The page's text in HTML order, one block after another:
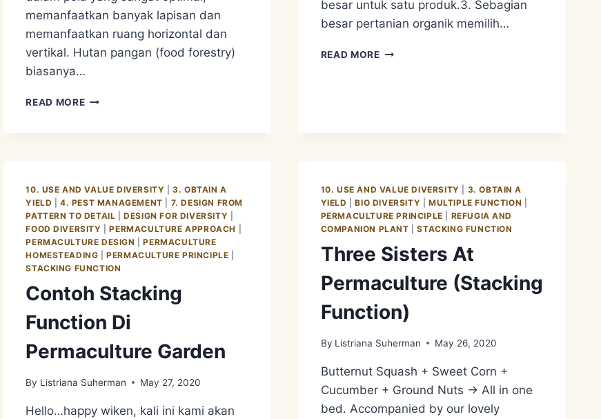
memanfaatkan banyak lapisan dan
memanfaatkan ruang horizontal dan
vertikal. Hutan pangan (food forestry)
biasanya…
READ MOREOBTAIN
RUANGAN
ATAU
LAHAN
besar untuk satu produk.3. Sebagian
besar pertanian organik memilih…
READ MOREPERBEDAAN
10. USE AND VALUE DIVERSITY |3. OBTAIN A
YIELD |4. PEST MANAGEMENT
7. DESIGN FROM
PATTERN TO DETAIL |DESIGN FOR DIVERSITY
FOOD DIVERSITY |PERMACULTURE APPROACH
PERMACULTURE DESIGN
|PERMACULTURE
HOMESTEADING |PERMACULTURE PRINCIPLE
STACKING FUNCTION
Contoh Stacking
Function Di
Permaculture Garden
By Listriana Suherman May 27, 2020
Hello…happy wiken, kali ini kami akan
10. USE AND VALUE DIVERSITY
3. OBTAIN A
YIELD
|BIO DIVERSITY MULTIPLE FUNCTION
PERMACULTURE PRINCIPLE
REFUGIA AND
COMPANION PLANT |STACKING FUNCTION
Three Sisters At
Permaculture (Stacking
Function)
By Listriana Suherman May 26, 2020
Butternut Squash + Sweet Corn +
Cucumber + Ground Nuts -> All in one
bed. Accompanied by our lovely